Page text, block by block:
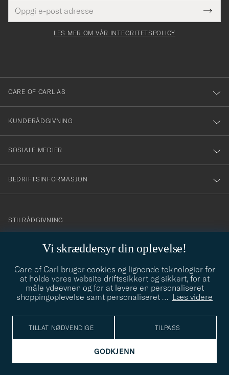
Vi skræddersyr din oplevelse!
Care of Carl bruger cookies og lignende teknologier for
at holde vores website driftssikkert og sikkert, for at
måle ydeevnen og for at levere en personaliseret
shoppingoplevelse samt personaliseret … Læs videre
TILLAT NØDVENDIGE TILPASS
GODKJENN
postadresse
felt
Tack
för
dig
till
vårt
nyhetsbrev!
LES MER OM VÅR INTEGRITETSPOLICY
CARE OF CARL AS
KUNDERÅDGIVNING
SOSIALE MEDIER
BEDRIFTSINFORMASJON
info@careofcarl.no
STILRÅDGIVNING
STILRÅDGIVNING
© Care of Carl 2026